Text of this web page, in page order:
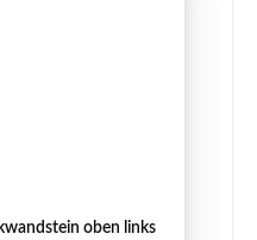
oben links